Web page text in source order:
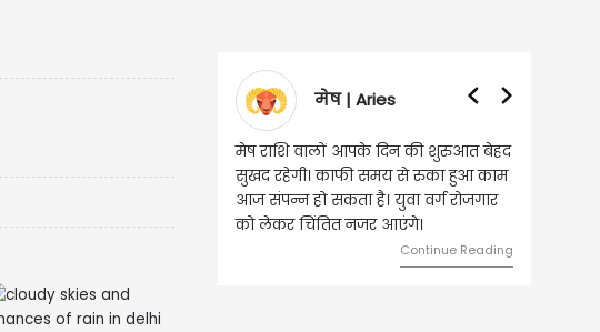
मेष | Aries
मेष राशि वालों आपके दिन की शुरुआत बेहद
सुखद रहेगी। काफी समय से रुका हुआ काम
आज संपन्न हो सकता है। युवा वर्ग रोजगार
को लेकर चिंतित नजर आएंगे।
वृषभ | Taurus
वृष राशि वालों आज घर की सुख
संबंधी चीजों पर खर्च हो सकता
स्थिति बिगड़ सकती है। सोच
का निवेश करें।